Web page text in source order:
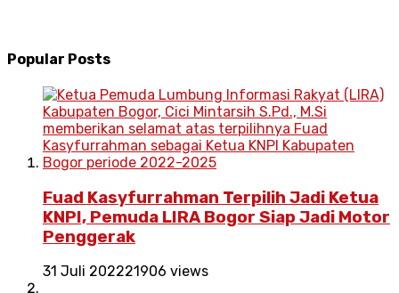
Popular Posts
Fuad Kasyfurrahman Terpilih Jadi Ketua
KNPI, Pemuda LIRA Bogor Siap Jadi Motor
Penggerak
31 Juli 202221906 views